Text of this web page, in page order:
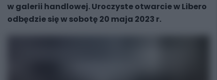
w galerii handlowej. Uroczyste otwarcie w Libero
odbędzie się w sobotę 20 maja 2023 r.